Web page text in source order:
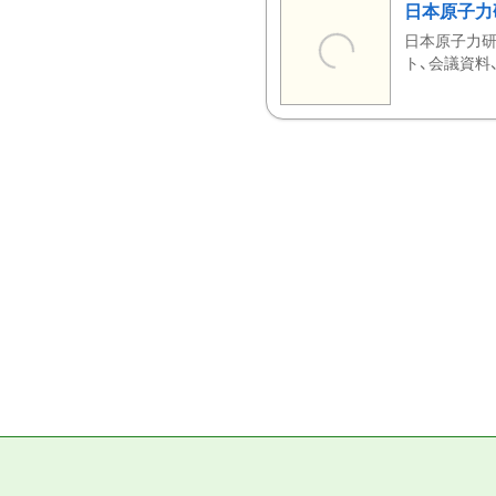
日本原子
日本原子力
ト、会議資